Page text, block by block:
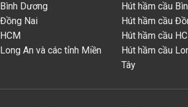
Dương
Nai
An và các tỉnh Miền
Hút hầm cầu
Hút hầm cầu
Hút hầm cầu
Hút hầm cầu
Tây